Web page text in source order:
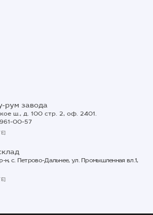
рум завода
ш., д. 100 стр. 2, оф. 2401.
00-57
н, с. Петрово-Дальнее, ул. Промышленная вл.1,